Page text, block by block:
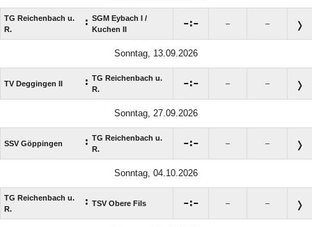
TG Reichenbach u.
R.
: SGM Eybach I /​
Kuchen II
: – –
Sonntag, 13.09.2026
TV Deggingen II : TG Reichenbach u.
R.
: – –
Sonntag, 27.09.2026
SSV Göppingen : TG Reichenbach u.
R.
: – –
Sonntag, 04.10.2026
TG Reichenbach u.
R.
: TSV Obere Fils : – –